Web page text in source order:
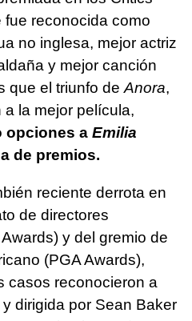
fue reconocida como
no inglesa, mejor actriz
y mejor canción
que el triunfo deAnora,
la mejor película,
opciones a Emilia
de premios.
reciente derrota en
de directores
y del gremio de
(PGA Awards),
casos reconocieron a
dirigida por Sean Baker